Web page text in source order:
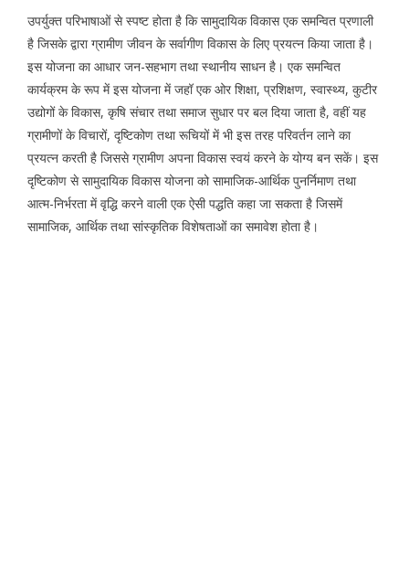
उपर्युक्त परिभाषाओं से स्पष्ट होता है कि सामुदायिक विकास एक समन्वित प्रणाली
है जिसके द्वारा ग्रामीण जीवन के सर्वागीण विकास के लिए प्रयत्न किया जाता है।
इस योजना का आधार जन-सहभाग तथा स्थानीय साधन है। एक समन्वित
कार्यक्रम के रूप में इस योजना में जहॉ एक ओर शिक्षा, प्रशिक्षण, स्वास्थ्य, कुटीर
उद्योगों के विकास, कृषि संचार तथा समाज सुधार पर बल दिया जाता है, वहीं यह
ग्रामीणों के विचारों, दृष्टिकोण तथा रूचियों में भी इस तरह परिवर्तन लाने का
प्रयत्न करती है जिससे ग्रामीण अपना विकास स्वयं करने के योग्य बन सकें। इस
दृष्टिकोण से सामुदायिक विकास योजना को सामाजिक-आर्थिक पुनर्निमाण तथा
आत्म-निर्भरता में वृद्धि करने वाली एक ऐसी पद्धति कहा जा सकता है जिसमें
सामाजिक, आर्थिक तथा सांस्कृतिक विशेषताओं का समावेश होता है।